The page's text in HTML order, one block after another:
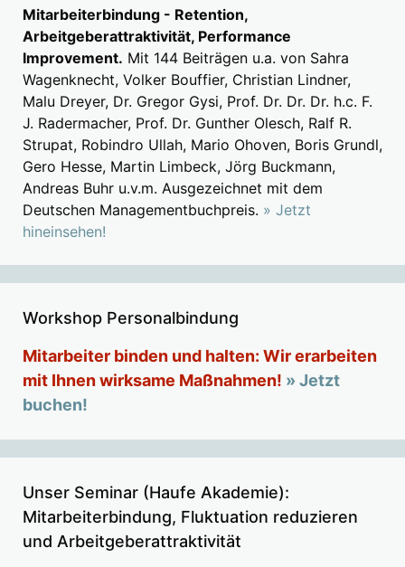
Mitarbeiterbindung - Retention,
Arbeitgeberattraktivität, Performance
Improvement. Mit 144 Beiträgen u.a. von Sahra
Wagenknecht, Volker Bouffier, Christian Lindner,
Malu Dreyer, Dr. Gregor Gysi, Prof. Dr. Dr. Dr. h.c. F.
J. Radermacher, Prof. Dr. Gunther Olesch, Ralf R.
Strupat, Robindro Ullah, Mario Ohoven, Boris Grundl,
Gero Hesse, Martin Limbeck, Jörg Buckmann,
Andreas Buhr u.v.m. Ausgezeichnet mit dem
Deutschen Managementbuchpreis. » Jetzt
hineinsehen!
Workshop Personalbindung
Mitarbeiter binden und halten: Wir erarbeiten
mit Ihnen wirksame Maßnahmen! » Jetzt
buchen!
Unser Seminar (Haufe Akademie):
Mitarbeiterbindung, Fluktuation reduzieren
und Arbeitgeberattraktivität